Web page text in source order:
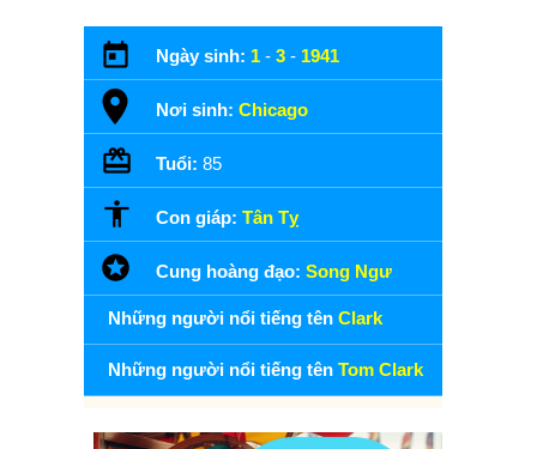
Ngày sinh: 1 - 3 - 1941
Nơi sinh: Chicago
Tuổi: 85
Con giáp: Tân Tỵ
Cung hoàng đạo: Song Ngư
Những người nổi tiếng tên Clark
Những người nổi tiếng tên Tom Clark